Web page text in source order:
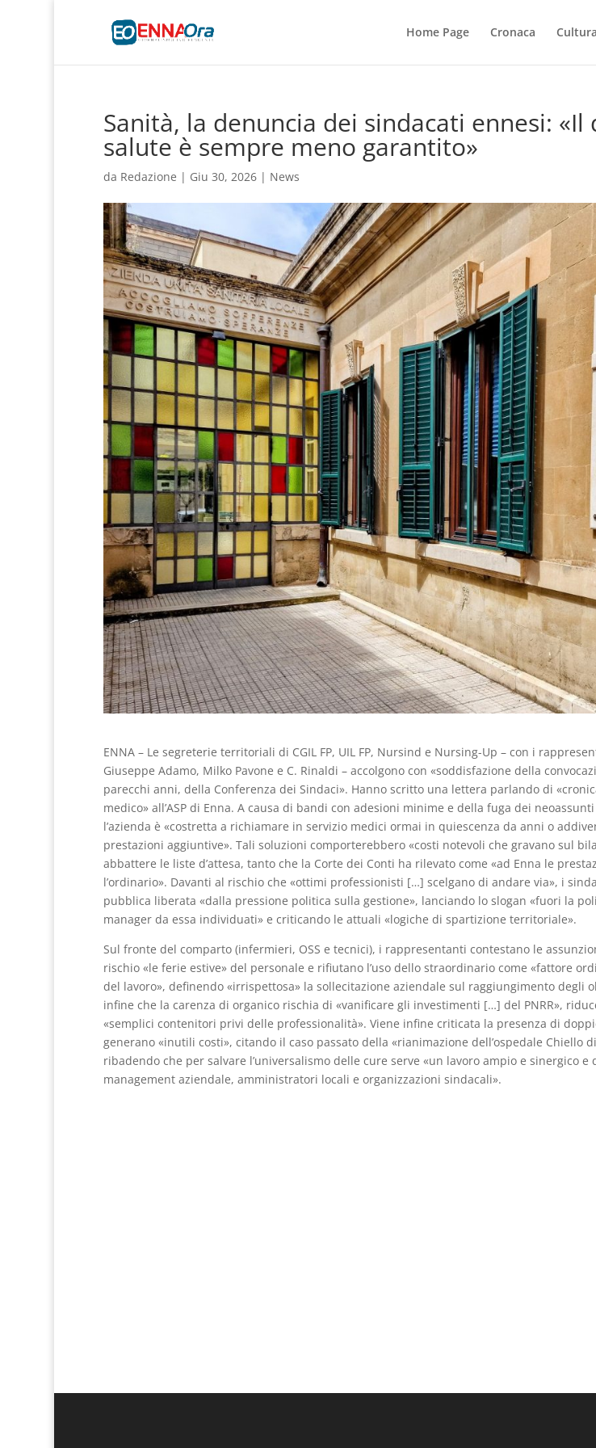
Home Page Cronaca Cultura
Sanità, la denuncia dei sindacati ennesi:
salute è sempre meno garantito»
da Redazione | Giu 30, 2026| News
ENNA – Le segreterie territoriali di CGIL FP, UIL FP, Nursind e Nursing-Up – con i
Giuseppe Adamo, Milko Pavone e C. Rinaldi – accolgono con «soddisfazione della
parecchi anni, della Conferenza dei Sindaci». Hanno scritto una lettera parlando di
medico» all’ASP di Enna. A causa di bandi con adesioni minime e della fuga dei
l’azienda è «costretta a richiamare in servizio medici ormai in quiescenza da anni o
prestazioni aggiuntive». Tali soluzioni comporterebbero «costi notevoli che gravano sul
abbattere le liste d’attesa, tanto che la Corte dei Conti ha rilevato come «ad Enna le
l’ordinario». Davanti al rischio che «ottimi professionisti […] scelgano di andare via», i
pubblica liberata «dalla pressione politica sulla gestione», lanciando lo slogan «fuori la
manager da essa individuati» e criticando le attuali «logiche di spartizione territoriale».
Sul fronte del comparto (infermieri, OSS e tecnici), i rappresentanti contestano le
rischio «le ferie estive» del personale e rifiutano l’uso dello straordinario come «fattore
del lavoro», definendo «irrispettosa» la sollecitazione aziendale sul raggiungimento degli
infine che la carenza di organico rischia di «vanificare gli investimenti […] del PNRR»,
«semplici contenitori privi delle professionalità». Viene infine criticata la presenza di
generano «inutili costi», citando il caso passato della «rianimazione dell’ospedale Chiello
ribadendo che per salvare l’universalismo delle cure serve «un lavoro ampio e sinergico e
management aziendale, amministratori locali e organizzazioni sindacali».